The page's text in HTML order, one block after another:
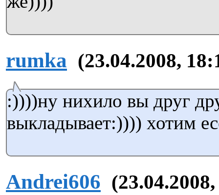
rumka (23.04.2008,
:))))ну нихило вы друг
выкладывает:)))) хотим
Andrei606